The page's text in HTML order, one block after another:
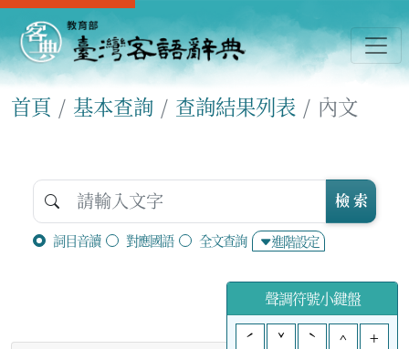
首頁 基本查詢 查詢結果列表 內文
詞目音讀 對應國語 全文查詢 進階設定
檢 索
聲調符號小鍵盤
ˊ
ˇ ˋ ^ +